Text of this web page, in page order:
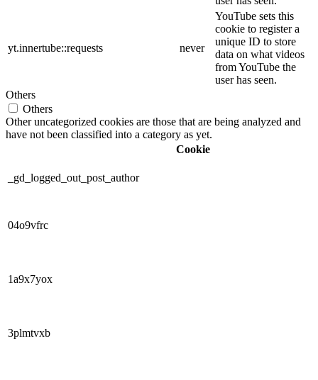
yt.innertube::requests never
YouTube sets this
cookie to register a
unique ID to store
data on what videos
from YouTube the
user has seen.
Others
Others
Other uncategorized cookies are those that are being analyzed and
have not been classified into a category as yet.
Cookie
_gd_logged_out_post_author
04o9vfrc
1a9x7yox
3plmtvxb